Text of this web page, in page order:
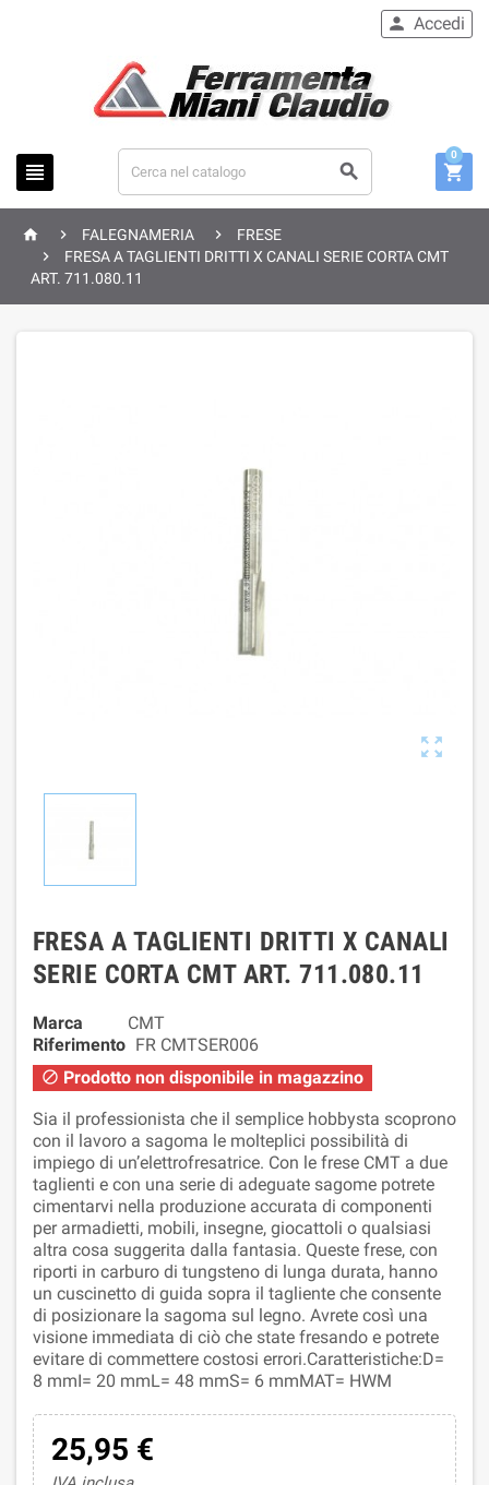
 
 Accedi

0
  FALEGNAMERIA 
FRESE

FRESA A TAGLIENTI DRITTI X CANALI SERIE CORTA CMT
ART. 711.080.11

FRESA A TAGLIENTI DRITTI X CANALI
SERIE CORTA CMT ART. 711.080.11
Marca
CMT
Riferimento FR CMTSER006
 Prodotto non disponibile in magazzino
Sia il professionista che il semplice hobbysta scoprono
con il lavoro a sagoma le molteplici possibilità di
impiego di un’elettrofresatrice. Con le frese CMT a due
taglienti e con una serie di adeguate sagome potrete
cimentarvi nella produzione accurata di componenti
per armadietti, mobili, insegne, giocattoli o qualsiasi
altra cosa suggerita dalla fantasia. Queste frese, con
riporti in carburo di tungsteno di lunga durata, hanno
un cuscinetto di guida sopra il tagliente che consente
di posizionare la sagoma sul legno. Avrete così una
visione immediata di ciò che state fresando e potrete
evitare di commettere costosi errori.Caratteristiche:D=
8 mmI= 20 mmL= 48 mmS= 6 mmMAT= HWM
25,95 €